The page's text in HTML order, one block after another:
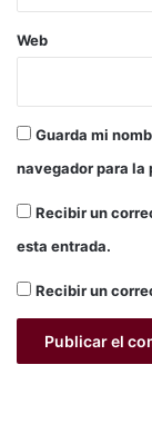
Web
Guarda mi
navegador para la
Recibir un
esta entrada.
Recibir un